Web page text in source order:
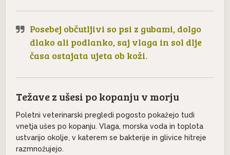
Posebej občutljivi so psi z gubami, dolgo
dlako ali podlanko, saj vlaga in sol dlje
časa ostajata ujeta ob koži.
Težave z ušesi po kopanju v morju
Poletni veterinarski pregledi pogosto pokažejo tudi
vnetja ušes po kopanju. Vlaga, morska voda in toplota
ustvarijo okolje, v katerem se bakterije in glivice hitreje
razmnožujejo.